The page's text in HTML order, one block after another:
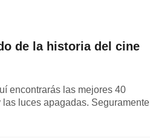
de la historia del cine
encontrarás las mejores 40
luces apagadas. Seguramente